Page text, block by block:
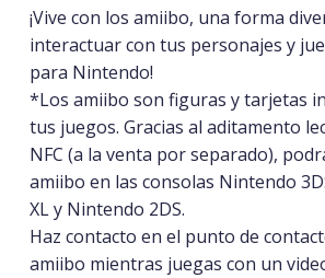
¡Vive con los amiibo, una forma
interactuar con tus personajes y
para Nintendo!
*Los amiibo son figuras y tarjetas
tus juegos. Gracias al aditamento
NFC (a la venta por separado),
amiibo en las consolas Nintendo
XL y Nintendo 2DS.
Haz contacto en el punto de
amiibo mientras juegas con un